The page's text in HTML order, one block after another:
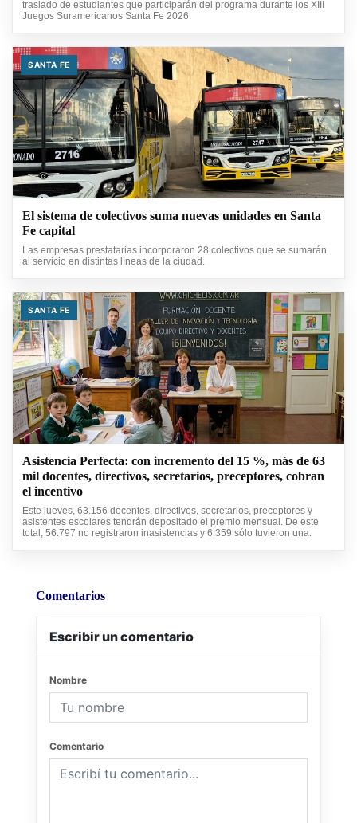
traslado de estudiantes que participarán del programa durante los XIII
Juegos Suramericanos Santa Fe 2026.
SANTA FE
El sistema de colectivos suma nuevas unidades en Santa
Fe capital
Las empresas prestatarias incorporaron 28 colectivos que se sumarán
al servicio en distintas líneas de la ciudad.
SANTA FE
Asistencia Perfecta: con incremento del 15 %, más de 63
mil docentes, directivos, secretarios, preceptores, cobran
el incentivo
Este jueves, 63.156 docentes, directivos, secretarios, preceptores y
asistentes escolares tendrán depositado el premio mensual. De este
total, 56.797 no registraron inasistencias y 6.359 sólo tuvieron una.
Comentarios
Escribir un comentario
Nombre
Comentario